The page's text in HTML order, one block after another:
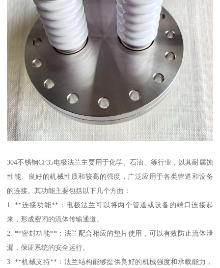
304不锈钢CF35电极法兰主要用于化学、石油、等行业，以其耐腐蚀
性能、良好的机械性质和较高的强度，广泛应用于各类管道和设备
的连接。其功能主要包括以下几个方面：
1. **连接功能**：电极法兰可以将两个管道或设备的端口连接起
来，形成密闭的流体传输通道。
2. **密封功能**：法兰配合相应的垫片使用，可以有效防止流体泄
漏，保证系统的安全运行。
3. **机械支持**：法兰结构能够提供良好的机械强度和承载能力，